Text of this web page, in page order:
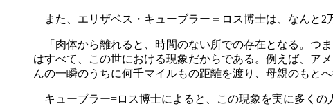
また、エリザベス・キューブラー＝ロス博士は、なんと2
「肉体から離れると、時間のない所での存在となる。つ
はすべて、この世における現象だからである。例えば、ア
んの一瞬のうちに何千マイルもの距離を渡り、母親のもと
キューブラー=ロス博士によると、この現象を実に多くの